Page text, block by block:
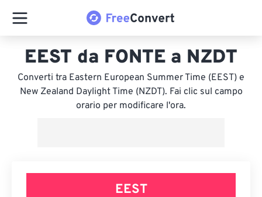
EEST da FONTE a NZDT
Converti tra Eastern European Summer Time (EEST) e
New Zealand Daylight Time (NZDT). Fai clic sul campo
orario per modificare l'ora.
EEST